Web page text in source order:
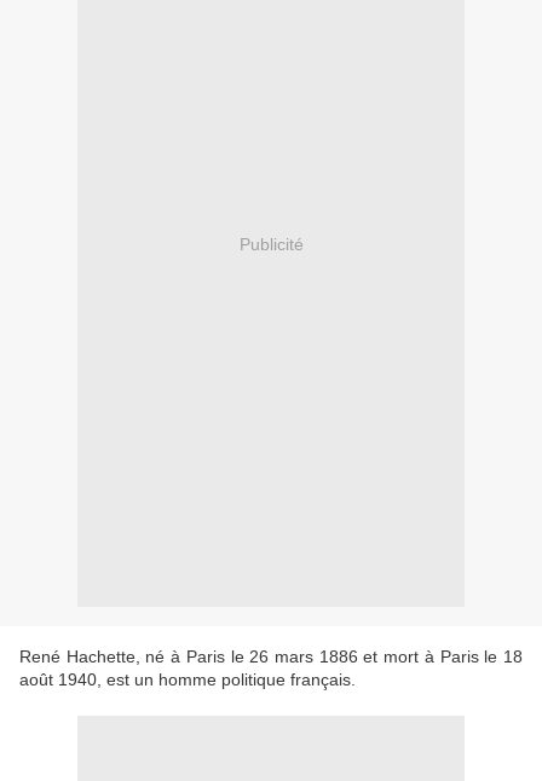
Publicité
René Hachette, né à Paris le 26 mars 1886 et mort à Paris le 18
août 1940, est un homme politique français.